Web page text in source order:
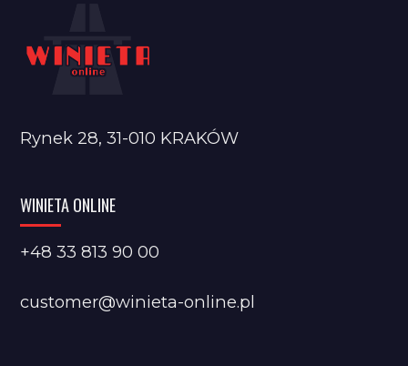
Rynek 28, 31-010 KRAKÓW
WINIETA ONLINE
+48 33 813 90 00
customer@winieta-online.pl